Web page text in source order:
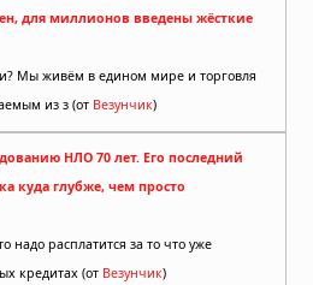
для миллионов введены жёсткие
Мы живём в едином мире и торговля
из з (от Везунчик)
НЛО 70 лет. Его последний
куда глубже, чем просто
надо расплатится за то что уже
получено. Все мечтают о новых кредитах (от Везунчик)